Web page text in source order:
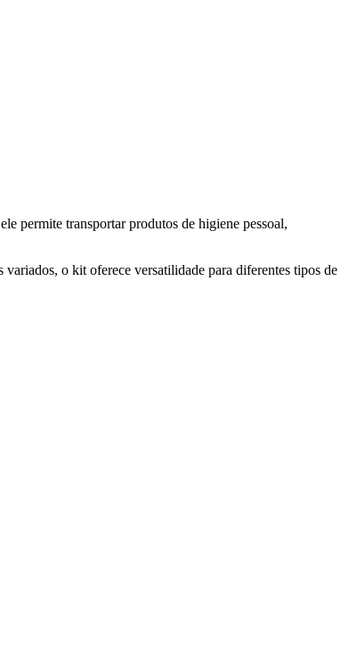
permite transportar produtos de higiene pessoal,
variados, o kit oferece versatilidade para diferentes tipos de